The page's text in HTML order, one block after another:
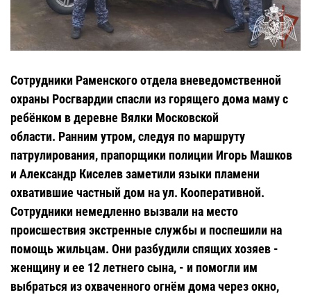
Сотрудники Раменского отдела вневедомственной
охраны Росгвардии спасли из горящего дома маму с
ребёнком в деревне Вялки Московской
области. Ранним утром, следуя по маршруту
патрулирования, прапорщики полиции Игорь Машков
и Александр Киселев заметили языки пламени
охватившие частный дом на ул. Кооперативной.
Сотрудники немедленно вызвали на место
происшествия экстренные службы и поспешили на
помощь жильцам. Они разбудили спящих хозяев -
женщину и ее 12 летнего сына, - и помогли им
выбраться из охваченного огнём дома через окно,